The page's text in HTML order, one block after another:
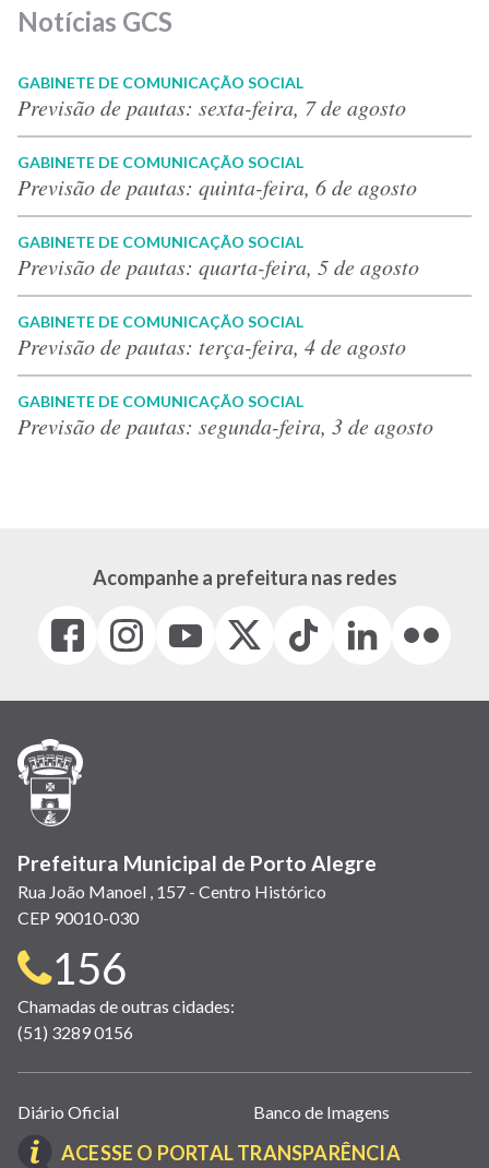
Notícias GCS
GABINETE DE COMUNICAÇÃO SOCIAL
Previsão de pautas: sexta-feira, 7 de agosto
GABINETE DE COMUNICAÇÃO SOCIAL
Previsão de pautas: quinta-feira, 6 de agosto
GABINETE DE COMUNICAÇÃO SOCIAL
Previsão de pautas: quarta-feira, 5 de agosto
GABINETE DE COMUNICAÇÃO SOCIAL
Previsão de pautas: terça-feira, 4 de agosto
GABINETE DE COMUNICAÇÃO SOCIAL
Previsão de pautas: segunda-feira, 3 de agosto
Acompanhe a prefeitura nas redes
Facebook
(link
em
janela)
Instagram
(link
em
(link
em
(Antigo
(link
Tiktok
(link
em
LinkedIn
(link
em
(link
em
Prefeitura Municipal de Porto Alegre
Rua João Manoel , 157 - Centro Histórico
CEP 90010-030
Telefone
para
contato:
156
Chamadas de outras cidades:
(51) 3289 0156
Links
úteis
(abrem
Diário Oficial Banco de Imagens
ACESSE O PORTAL TRANSPARÊNCIA(LINK